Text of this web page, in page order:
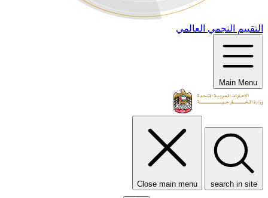
التقييم النجمي العالمي
Main Menu
search in site
Close main menu